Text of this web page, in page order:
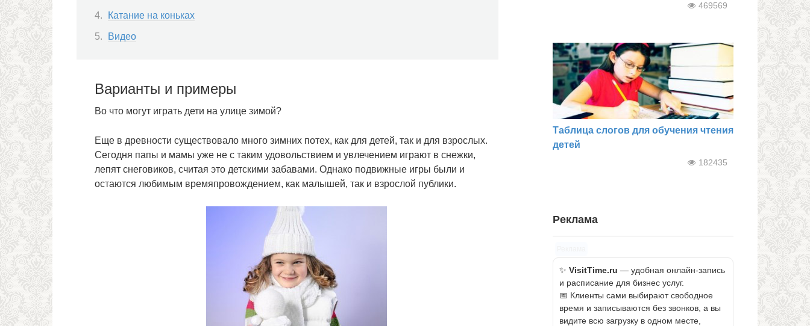
Катание на коньках
Видео
Варианты и примеры
Во что могут играть дети на улице зимой?
Еще в древности существовало много зимних потех, как для детей, так и для взрослых.
Сегодня папы и мамы уже не с таким удовольствием и увлечением играют в снежки,
лепят снеговиков, считая это детскими забавами. Однако подвижные игры были и
остаются любимым времяпровождением, как малышей, так и взрослой публики.
469569
Таблица слогов для обучения чтения
детей
182435
Реклама
✨ VisitTime.ru — удобная онлайн-запись
и расписание для бизнес услуг.
📅 Клиенты сами выбирают свободное
время и записываются без звонков, а вы
видите всю загрузку в одном месте,